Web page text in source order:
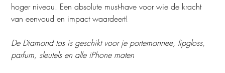
hoger niveau. Een absolute must-have voor wie de kracht
van eenvoud en impact waardeert!
De Diamond tas is geschikt voor je portemonnee, lipgloss,
parfum, sleutels en alle iPhone maten